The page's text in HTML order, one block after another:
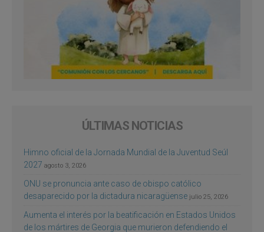
ÚLTIMAS NOTICIAS
Himno oficial de la Jornada Mundial de la Juventud Seúl
2027 agosto 3, 2026
ONU se pronuncia ante caso de obispo católico
desaparecido por la dictadura nicaragüense julio 25, 2026
Aumenta el interés por la beatificación en Estados Unidos
de los mártires de Georgia que murieron defendiendo el